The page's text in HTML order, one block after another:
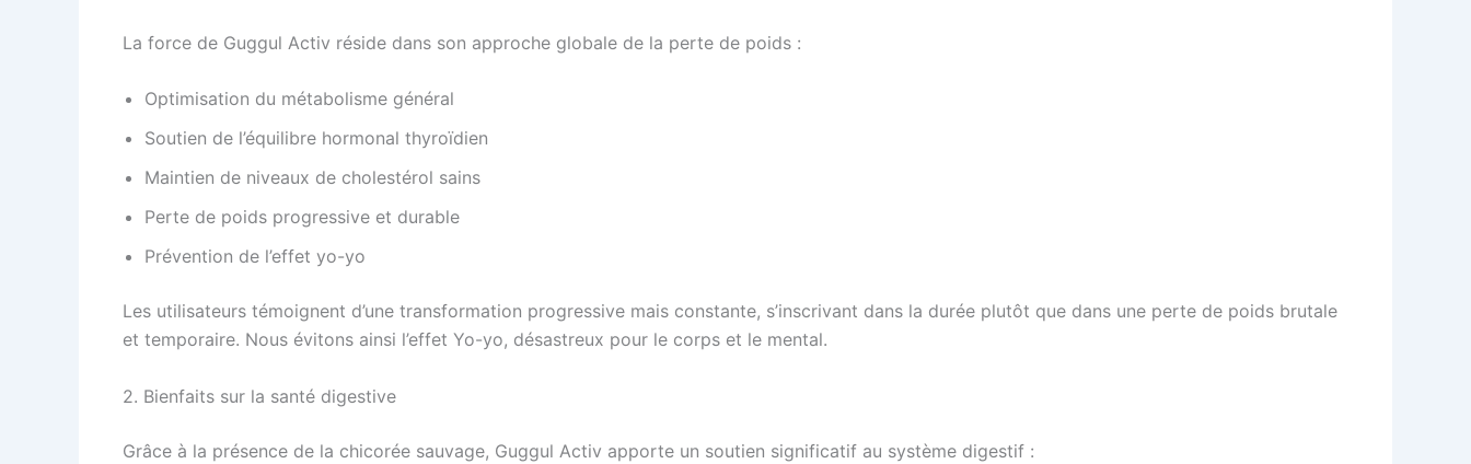
La force de Guggul Activ réside dans son approche globale de la perte de poids :
Optimisation du métabolisme général
Soutien de l’équilibre hormonal thyroïdien
Maintien de niveaux de cholestérol sains
Perte de poids progressive et durable
Prévention de l’effet yo-yo
Les utilisateurs témoignent d’une transformation progressive mais constante, s’inscrivant dans la durée plutôt que dans une perte de poids brutale
et temporaire. Nous évitons ainsi l’effet Yo-yo, désastreux pour le corps et le mental.
2. Bienfaits sur la santé digestive
Grâce à la présence de la chicorée sauvage, Guggul Activ apporte un soutien significatif au système digestif :